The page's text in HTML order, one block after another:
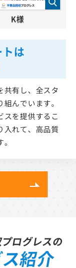
は
共有し、全スタ
んでいます。
スを提供するこ
入れて、高品質
K様
ログレスの
紹介